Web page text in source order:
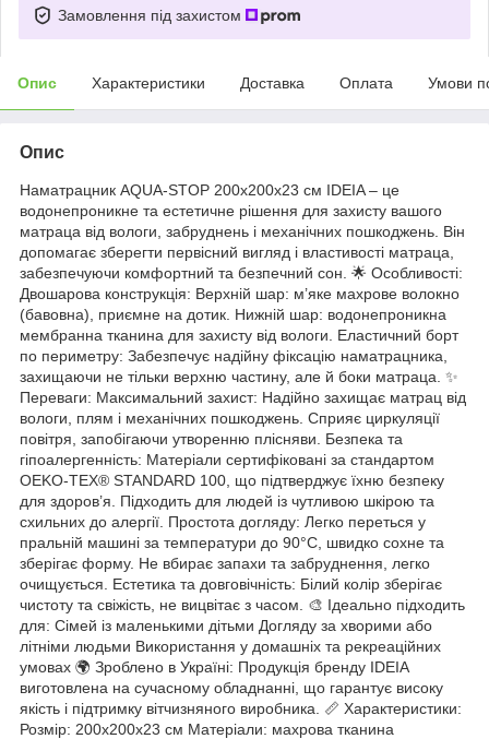
Замовлення під захистом
Опис Характеристики Доставка Оплата Умови
Опис
Наматрацник AQUA-STOP 200х200х23 см IDEIA – це
водонепроникне та естетичне рішення для захисту вашого
матраца від вологи, забруднень і механічних пошкоджень. Він
допомагає зберегти первісний вигляд і властивості матраца,
забезпечуючи комфортний та безпечний сон. 🌟 Особливості:
Двошарова конструкція: Верхній шар: м’яке махрове волокно
(бавовна), приємне на дотик. Нижній шар: водонепроникна
мембранна тканина для захисту від вологи. Еластичний борт
по периметру: Забезпечує надійну фіксацію наматрацника,
захищаючи не тільки верхню частину, але й боки матраца. ✨
Переваги: Максимальний захист: Надійно захищає матрац від
вологи, плям і механічних пошкоджень. Сприяє циркуляції
повітря, запобігаючи утворенню плісняви. Безпека та
гіпоалергенність: Матеріали сертифіковані за стандартом
OEKO-TEX® STANDARD 100, що підтверджує їхню безпеку
для здоров’я. Підходить для людей із чутливою шкірою та
схильних до алергії. Простота догляду: Легко переться у
пральній машині за температури до 90°C, швидко сохне та
зберігає форму. Не вбирає запахи та забруднення, легко
очищується. Естетика та довговічність: Білий колір зберігає
чистоту та свіжість, не вицвітає з часом. 🎨 Ідеально підходить
для: Сімей із маленькими дітьми Догляду за хворими або
літніми людьми Використання у домашніх та рекреаційних
умовах 🌍 Зроблено в Україні: Продукція бренду IDEIA
виготовлена на сучасному обладнанні, що гарантує високу
якість і підтримку вітчизняного виробника. 📏 Характеристики:
Розмір: 200х200х23 см Матеріали: махрова тканина